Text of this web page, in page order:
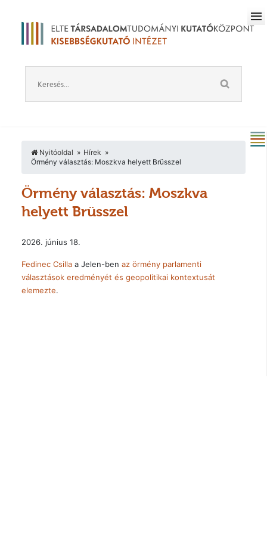
Nyitóoldal
Hírek
Örmény választás: Moszkva helyett Brüsszel
Örmény választás: Moszkva
helyett Brüsszel
2026. június 18.
Fedinec Csillaa Jelen-ben az örmény parlamenti
választások eredményét és geopolitikai kontextusát
elemezte.